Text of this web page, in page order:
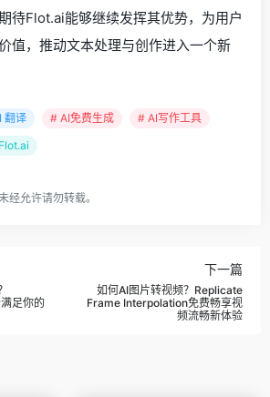
待Flot.ai能够继续发挥其优势，为用户
值，推动文本处理与创作进入一个新
翻译 # AI免费生成
# AI写作工具
经允许请勿转载。
足你的
下一篇
如何AI图片转视频？Replicate
Frame Interpolation免费畅享视
频流畅新体验